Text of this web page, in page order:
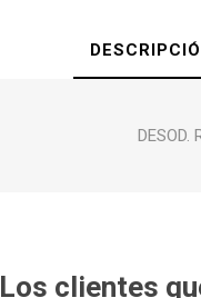
Los clientes